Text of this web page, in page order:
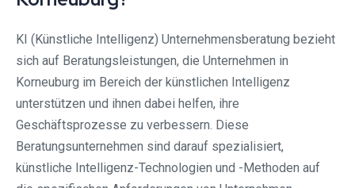
KI (Künstliche Intelligenz) Unternehmensberatung bezieht
sich auf Beratungsleistungen, die Unternehmen in
Korneuburg im Bereich der künstlichen Intelligenz
unterstützen und ihnen dabei helfen, ihre
Geschäftsprozesse zu verbessern. Diese
Beratungsunternehmen sind darauf spezialisiert,
künstliche Intelligenz-Technologien und -Methoden auf